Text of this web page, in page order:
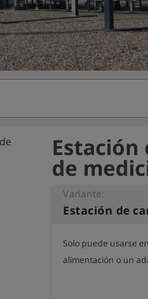
de
Variante:
Solo puede usarse
alimentación o un